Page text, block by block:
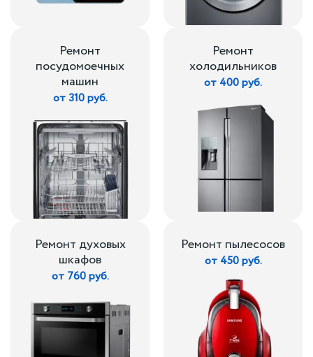
Ремонт
посудомоечных
машин
от 310 руб.
Ремонт
холодильников
от 400 руб.
Ремонт духовых
шкафов
от 760 руб.
Ремонт пылесосов
от 450 руб.